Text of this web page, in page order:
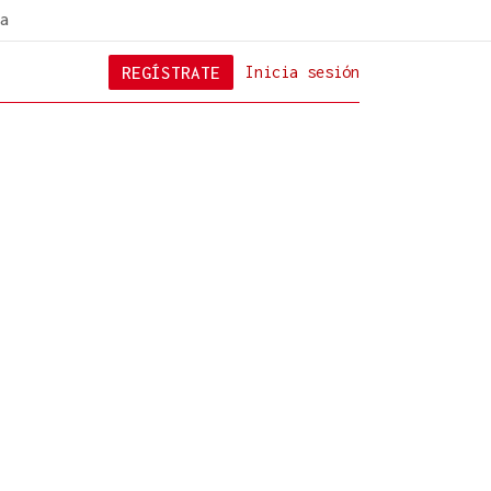
Inicia sesión
REGÍSTRATE